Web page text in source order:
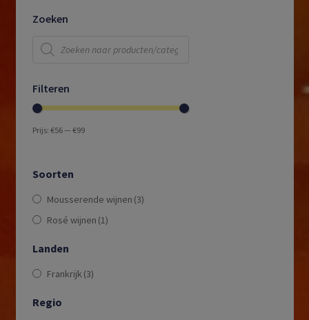
Zoeken
Producten
zoeken
Filteren
Prijs: €56— €99
Soorten
Mousserende wijnen (3)
Rosé wijnen (1)
Landen
Frankrijk (3)
Regio